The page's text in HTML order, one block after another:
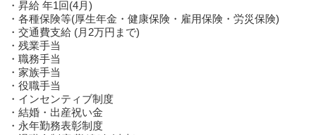
・昇給 年1回(4月)
・各種保険等(厚生年金・健康保険・雇用保険・労災保険)
・交通費支給 (月2万円まで)
・残業手当
・職務手当
・家族手当
・役職手当
・インセンティブ制度
・結婚・出産祝い金
・永年勤務表彰制度